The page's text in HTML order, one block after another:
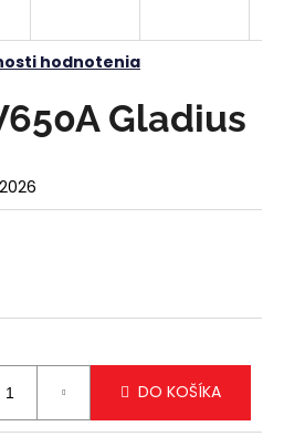
hodnotenia
Gladius
DO KOŠÍKA